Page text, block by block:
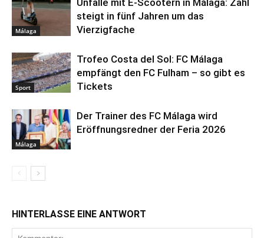
Málaga
steigt in fünf Jahren um das
Vierzigfache
Sport
Trofeo Costa del Sol: FC Málaga
empfängt den FC Fulham – so gibt es
Tickets
Málaga
Der Trainer des FC Málaga wird
Eröffnungsredner der Feria 2026
HINTERLASSE EINE ANTWORT